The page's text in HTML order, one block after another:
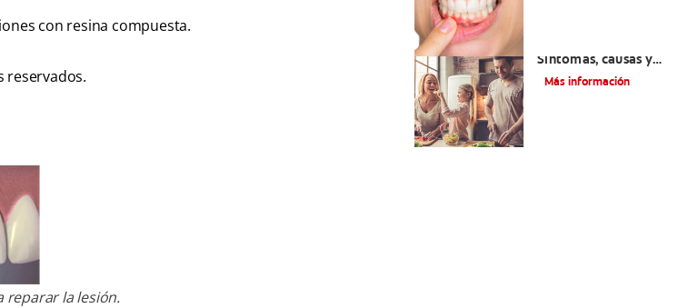
con resina compuesta.
reservados.
reparar la lesión.
Síntomas, causas y
tratamiento
Más información